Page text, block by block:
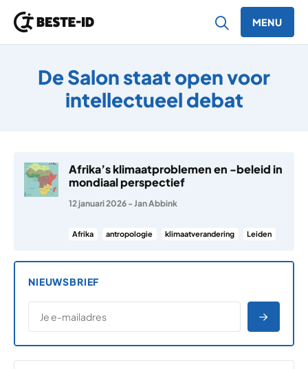
MENU
De Salon staat open voor
intellectueel debat
Afrika’s klimaatproblemen en -beleid in
mondiaal perspectief
12 januari 2026 - Jan Abbink
Afrika antropologie klimaatverandering Leiden
NIEUWSBRIEF
E-MAILADRES
*